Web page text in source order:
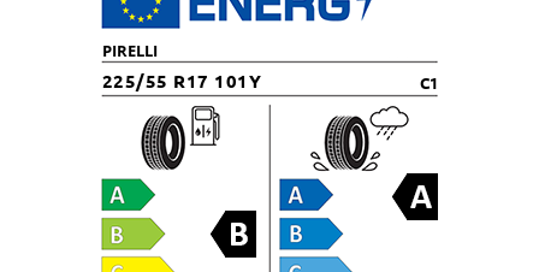
PIRELLI
225/55 R17 101Y C1